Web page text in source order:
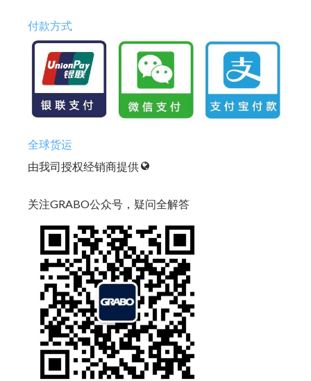
付款方式
全球货运
由我司授权经销商提供
关注GRABO公众号，疑问全解答